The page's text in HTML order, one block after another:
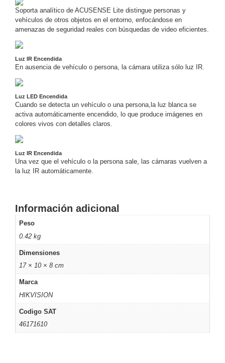
Servidores
/
Almacenamiento
Mecánicos
Memorias
Micro
SD Servidores
de Estado
Sólido
VMS y
Analíticas
EPCOM
Cloud
Videograbadoras
Dash
Cams y
Cams
Accesorios
Cams
(Portátiles)Cámaras
Soporta analítico de ACUSENSE Lite distingue personas y
vehículos de otros objetos en el entorno, enfocándose en
amenazas de seguridad reales con búsquedas de video eficientes.
Luz IR Encendida
En ausencia de vehículo o persona, la cámara utiliza sólo luz IR.
Luz LED Encendida
Cuando se detecta un vehículo o una persona,la luz blanca se
activa automáticamente encendido, lo que produce imágenes en
colores vivos con detalles claros.
Luz IR Encendida
Una vez que el vehículo o la persona sale, las cámaras vuelven a
la luz IR automáticamente.
Información adicional
Peso
0.42 kg
Dimensiones
17 × 10 × 8 cm
Marca
HIKVISION
Codigo SAT
46171610